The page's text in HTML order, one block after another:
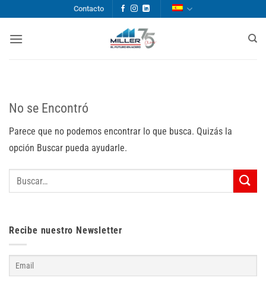
al
contenido
Contacto
No se Encontró
Parece que no podemos encontrar lo que busca. Quizás la
opción Buscar pueda ayudarle.
Recibe nuestro Newsletter